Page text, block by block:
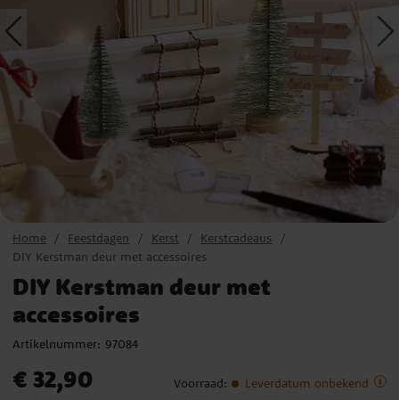
Home Feestdagen Kerst
Kerstcadeaus
DIY Kerstman deur met accessoires
DIY Kerstman deur met
accessoires
Artikelnummer: 97084
Prijs:€ 32,90
€ 32,90 Voorraad: Leverdatum onbekend